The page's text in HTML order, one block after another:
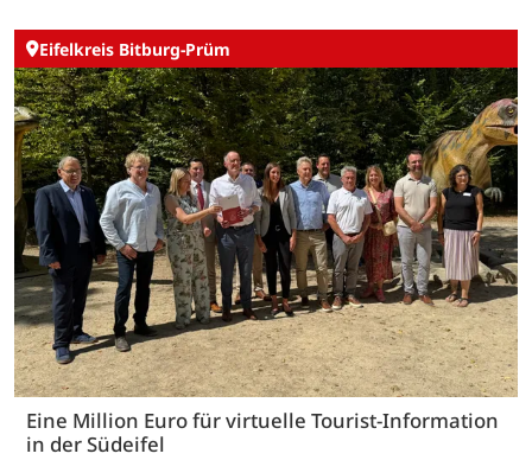
Eifelkreis Bitburg-Prüm
Eine Million Euro für virtuelle Tourist-Information
in der Südeifel